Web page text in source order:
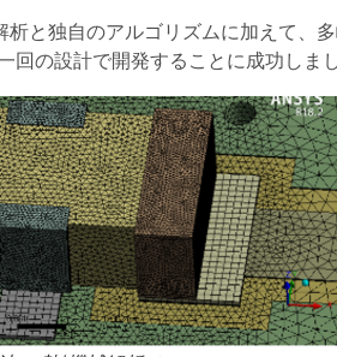
と独自のアルゴリズムに加えて
の設計で開発することに成功しまし